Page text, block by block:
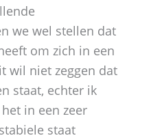
we wel stellen dat
om zich in een
wil niet zeggen dat
staat, echter ik
in een zeer
staat